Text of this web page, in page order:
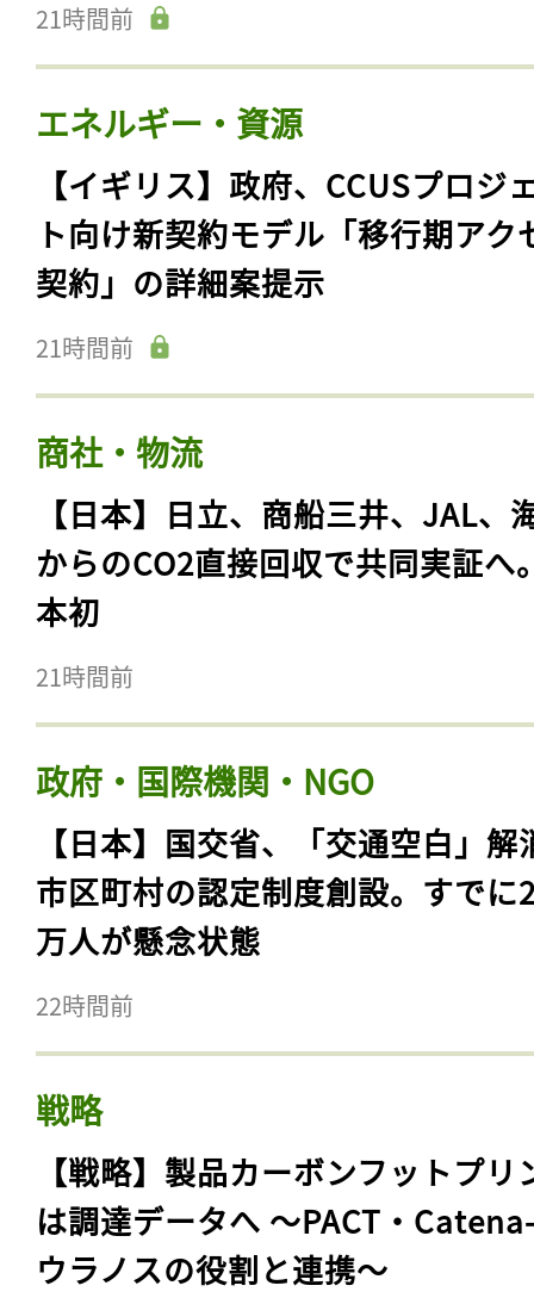
21時間前
エネルギー・資源
【イギリス】政府、CCUSプロジ
ト向け新契約モデル「移行期アク
契約」の詳細案提示
21時間前
商社・物流
【日本】日立、商船三井、JAL、
からのCO2直接回収で共同実証へ
本初
21時間前
政府・国際機関・NGO
【日本】国交省、「交通空白」解
市区町村の認定制度創設。すでに
万人が懸念状態
22時間前
戦略
【戦略】製品カーボンフットプリ
は調達データへ 〜PACT・
ウラノスの役割と連携〜